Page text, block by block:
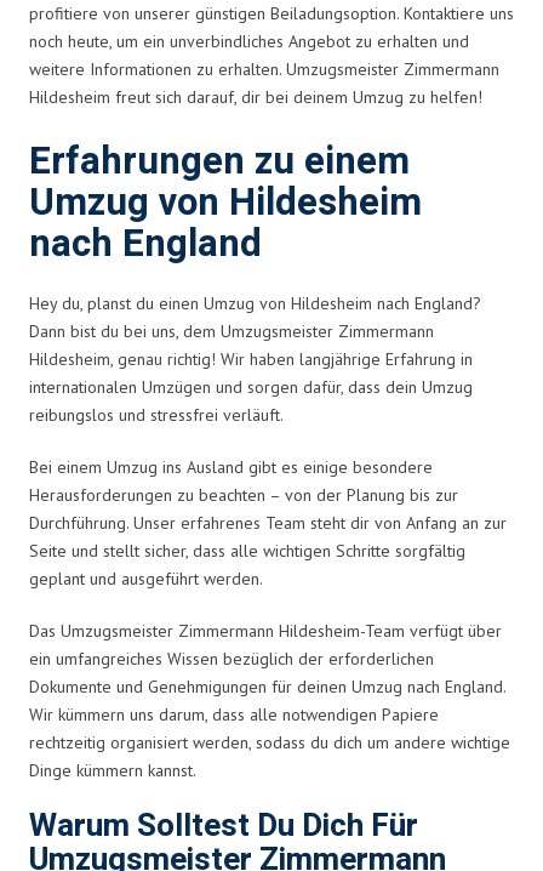
profitiere von unserer günstigen Beiladungsoption. Kontaktiere uns
noch heute, um ein unverbindliches Angebot zu erhalten und
weitere Informationen zu erhalten. Umzugsmeister Zimmermann
Hildesheim freut sich darauf, dir bei deinem Umzug zu helfen!
Erfahrungen zu einem
Umzug von Hildesheim
nach England
Hey du, planst du einen Umzug von Hildesheim nach England?
Dann bist du bei uns, dem Umzugsmeister Zimmermann
Hildesheim, genau richtig! Wir haben langjährige Erfahrung in
internationalen Umzügen und sorgen dafür, dass dein Umzug
reibungslos und stressfrei verläuft.
Bei einem Umzug ins Ausland gibt es einige besondere
Herausforderungen zu beachten – von der Planung bis zur
Durchführung. Unser erfahrenes Team steht dir von Anfang an zur
Seite und stellt sicher, dass alle wichtigen Schritte sorgfältig
geplant und ausgeführt werden.
Das Umzugsmeister Zimmermann Hildesheim-Team verfügt über
ein umfangreiches Wissen bezüglich der erforderlichen
Dokumente und Genehmigungen für deinen Umzug nach England.
Wir kümmern uns darum, dass alle notwendigen Papiere
rechtzeitig organisiert werden, sodass du dich um andere wichtige
Dinge kümmern kannst.
Warum Solltest Du Dich Für
Umzugsmeister Zimmermann